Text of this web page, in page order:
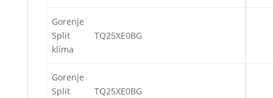
Gorenje
Split
klíma
TQ25XE0BG
Gorenje
Split
TQ25XE0BG